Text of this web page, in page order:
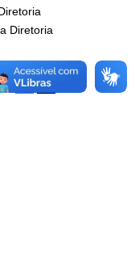
Diretoria